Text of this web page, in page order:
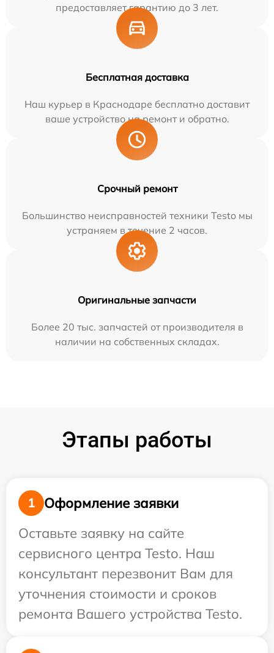
предоставляет гарантию до 3 лет.
Бесплатная доставка
Наш курьер в Краснодаре бесплатно доставит
ваше устройство на ремонт и обратно.
Срочный ремонт
Большинство неисправностей техники Testo мы
устраняем в течение 2 часов.
Оригинальные запчасти
Более 20 тыс. запчастей от производителя в
наличии на собственных складах.
Этапы работы
1
Оформление заявки
Оставьте заявку на сайте
сервисного центра Testo. Наш
консультант перезвонит Вам для
уточнения стоимости и сроков
ремонта Вашего устройства Testo.